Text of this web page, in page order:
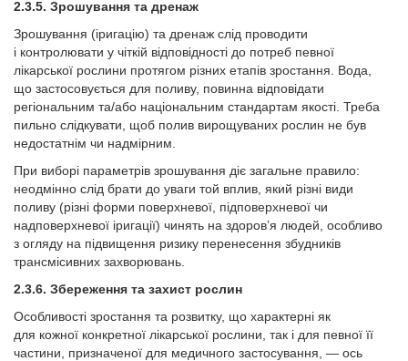
2.3.5. Зрошування та дренаж
Зрошування (іригацію) та дренаж слід проводити
і контролювати у чіткій відповідності до потреб певної
лікарської рослини протягом різних етапів зростання. Вода,
що застосовується для поливу, повинна відповідати
регіональним та/або національним стандартам якості. Треба
пильно слідкувати, щоб полив вирощуваних рослин не був
недостатнім чи надмірним.
При виборі параметрів зрошування діє загальне правило:
неодмінно слід брати до уваги той вплив, який різні види
поливу (різні форми поверхневої, підповерхневої чи
надповерхневої іригації) чинять на здоров’я людей, особливо
з огляду на підвищення ризику перенесення збудників
трансмісивних захворювань.
2.3.6. Збереження та захист рослин
Особливості зростання та розвитку, що характерні як
для кожної конкретної лікарської рослини, так і для певної її
частини, призначеної для медичного застосування, — ось